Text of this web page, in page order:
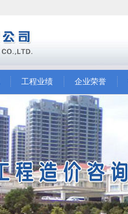
工程业绩 企业荣誉